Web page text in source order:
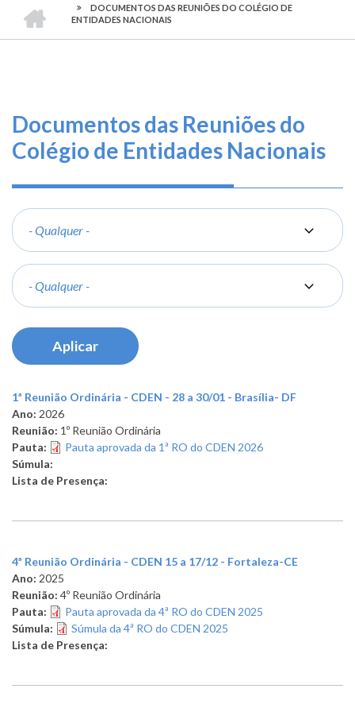
O
que
fazemos
Informe-
se
Fale
Conosco
Transparência
e
Prestação
TRILHA
DE
-
CONSELHO
FEDERAL
DOCUMENTOS DAS REUNIÕES DO COLÉGIO DE
ENTIDADES NACIONAIS
Documentos das Reuniões do
Colégio de Entidades Nacionais
Ano
Reunião
1ª Reunião Ordinária - CDEN - 28 a 30/01 - Brasília- DF
Ano: 2026
Reunião: 1º Reunião Ordinária
Pauta:
Pauta aprovada da 1ª RO do CDEN 2026
Súmula:
Lista de Presença:
4ª Reunião Ordinária - CDEN 15 a 17/12 - Fortaleza-CE
Ano: 2025
Reunião: 4º Reunião Ordinária
Pauta:
Pauta aprovada da 4ª RO do CDEN 2025
Súmula:
Súmula da 4ª RO do CDEN 2025
Lista de Presença: